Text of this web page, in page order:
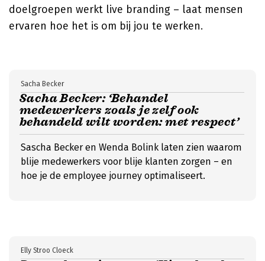
doelgroepen werkt live branding – laat mensen
ervaren hoe het is om bij jou te werken.
Sacha Becker: ‘Behandel
medewerkers zoals je zelf ook
behandeld wilt worden: met respect’
Sacha Becker
Sascha Becker en Wenda Bolink laten zien waarom
blije medewerkers voor blije klanten zorgen – en
hoe je de employee journey optimaliseert.
Elly Stroo Cloeck